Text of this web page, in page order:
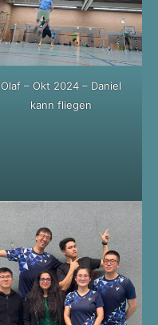
Olaf – Okt 2024 – Daniel
kann fliegen